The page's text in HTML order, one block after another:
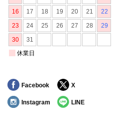
Facebook X
Instagram LINE